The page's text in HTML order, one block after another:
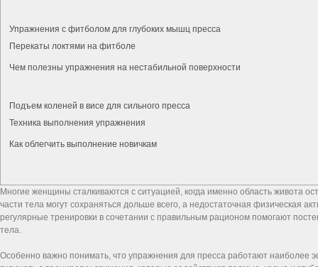
Упражнения с фитболом для глубоких мышц пресса
Перекаты локтями на фитболе
Чем полезны упражнения на нестабильной поверхности
Подъем коленей в висе для сильного пресса
Техника выполнения упражнения
Как облегчить выполнение новичкам
Многие женщины сталкиваются с ситуацией, когда именно область живота
части тела могут сохраняться дольше всего, а недостаточная физическая
регулярные тренировки в сочетании с правильным рационом помогают
тела.
Особенно важно понимать, что упражнения для пресса работают наиболее